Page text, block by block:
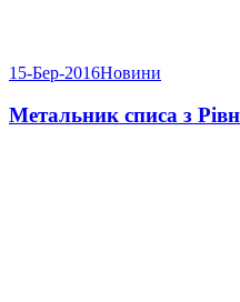
15-Бер-2016Новини
Метальник списа з